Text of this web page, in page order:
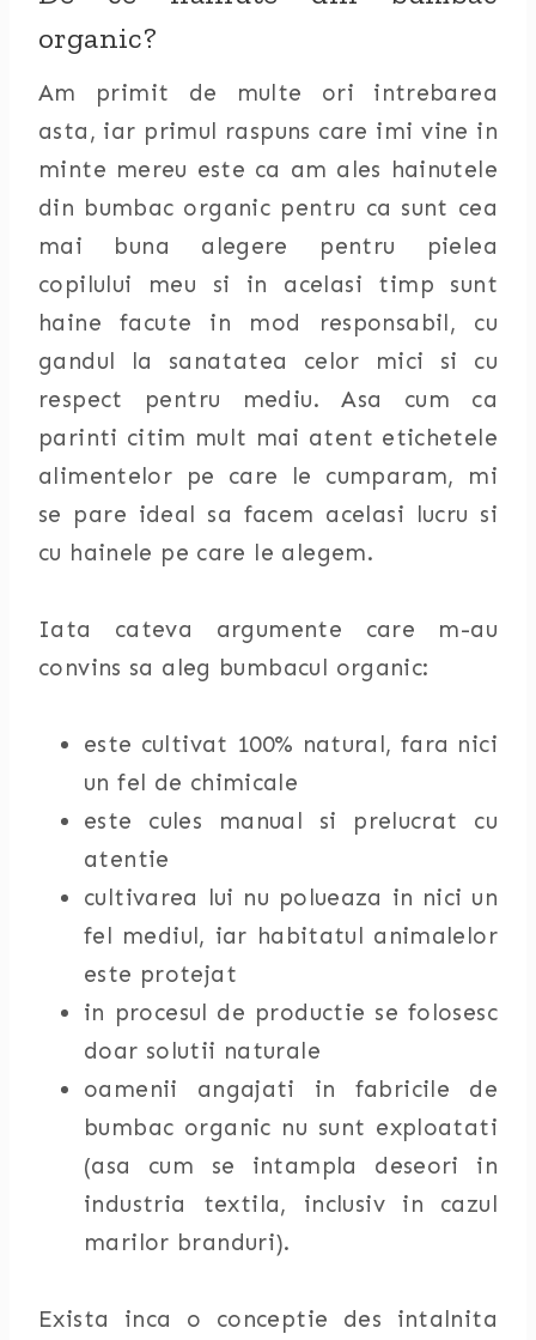
organic?
Am primit de multe ori intrebarea
asta, iar primul raspuns care imi vine in
minte mereu este ca am ales hainutele
din bumbac organic pentru ca sunt cea
mai buna alegere pentru pielea
copilului meu si in acelasi timp sunt
haine facute in mod responsabil, cu
gandul la sanatatea celor mici si cu
respect pentru mediu. Asa cum ca
parinti citim mult mai atent etichetele
alimentelor pe care le cumparam, mi
se pare ideal sa facem acelasi lucru si
cu hainele pe care le alegem.
Iata cateva argumente care m-au
convins sa aleg bumbacul organic:
este cultivat 100% natural, fara nici
un fel de chimicale
este cules manual si prelucrat cu
atentie
cultivarea lui nu polueaza in nici un
fel mediul, iar habitatul animalelor
este protejat
in procesul de productie se folosesc
doar solutii naturale
oamenii angajati in fabricile de
bumbac organic nu sunt exploatati
(asa cum se intampla deseori in
industria textila, inclusiv in cazul
marilor branduri).
Exista inca o conceptie des intalnita